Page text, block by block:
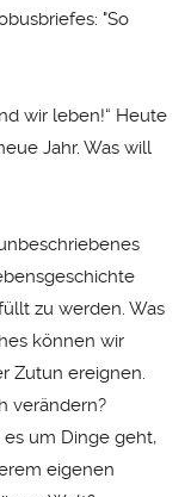
"So
wir leben!“ Heute
Jahr. Was will
zu werden. Was
können wir
Zutun ereignen.
verändern?
um Dinge geht,
eigenen